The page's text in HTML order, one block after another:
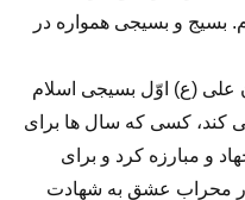
بسیج و بسیجی همواره در
علی (ع) اوّل بسیجی اسلام
کند، کسی که سال ها برای
و مبارزه کرد و برای
محراب عشق به شهادت